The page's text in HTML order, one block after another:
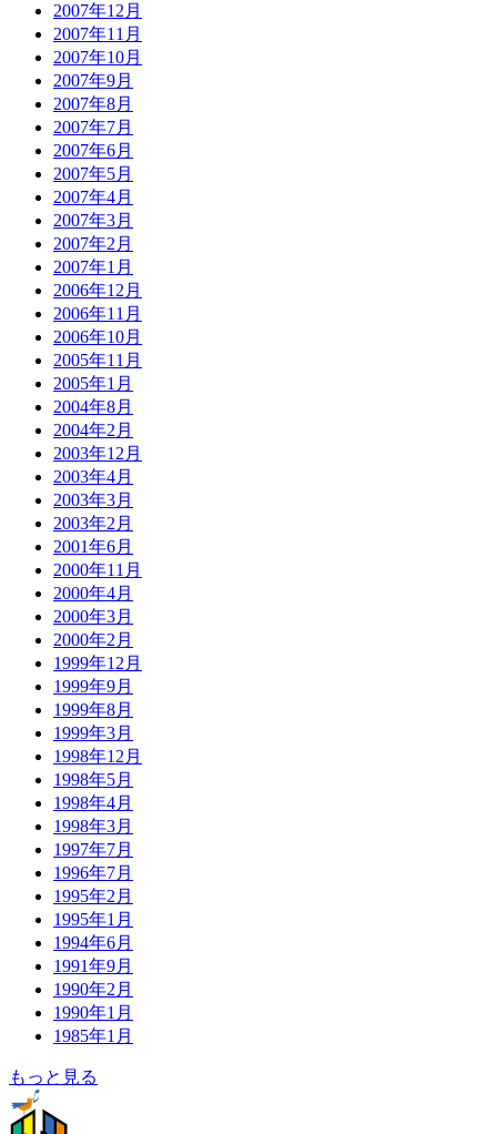
2007年12月
2007年11月
2007年10月
2007年9月
2007年8月
2007年7月
2007年6月
2007年5月
2007年4月
2007年3月
2007年2月
2007年1月
2006年12月
2006年11月
2006年10月
2005年11月
2005年1月
2004年8月
2004年2月
2003年12月
2003年4月
2003年3月
2003年2月
2001年6月
2000年11月
2000年4月
2000年3月
2000年2月
1999年12月
1999年9月
1999年8月
1999年3月
1998年12月
1998年5月
1998年4月
1998年3月
1997年7月
1996年7月
1995年2月
1995年1月
1994年6月
1991年9月
1990年2月
1990年1月
1985年1月
もっと見る